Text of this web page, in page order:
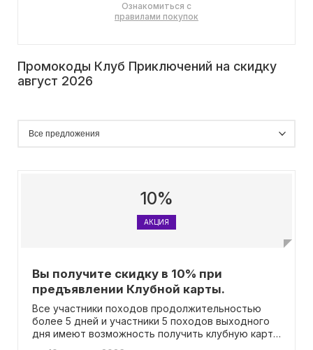
Ознакомиться с
правилами покупок
Промокоды Клуб Приключений на скидку
август 2026
10%
АКЦИЯ
Вы получите скидку в 10% при
предъявлении Клубной карты.
Все участники походов продолжительностью
более 5 дней и участники 5 походов выходного
дня имеют возможность получить клубную карту.